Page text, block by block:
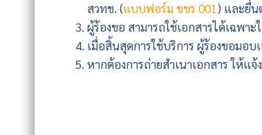
สวทช. (แบบฟอร์ม ขขร 001) และยื่น
ผู้ร้องขอ สามารถใช้เอกสารได้เฉพา
เมื่อสิ้นสุดการใช้บริการ ผู้ร้องขอมอ
หากต้องการถ่ายสำเนาเอกสาร ให้แ